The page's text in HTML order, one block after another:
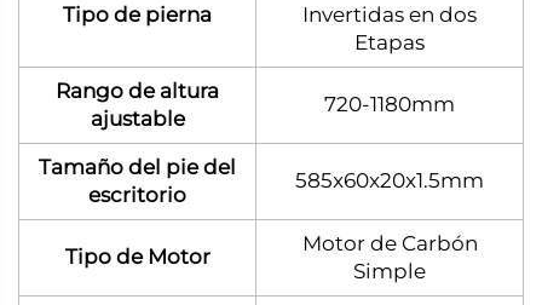
Tipo de pierna
Invertidas en dos
Etapas
Rango de altura
ajustable
720-1180mm
Tamaño del pie del
escritorio
585x60x20x1.5mm
Tipo de Motor
Motor de Carbón
Simple